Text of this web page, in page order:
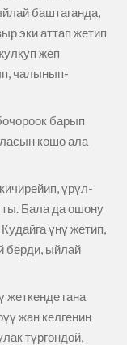
баштаганда,
эки аттап жетип
жеп
чалынып-
барып
кошо ала
үрүл-
Бала да ошону
үнү жетип,
берди, ыйлай
жеткенде гана
жан келгенин
түргөндөй,